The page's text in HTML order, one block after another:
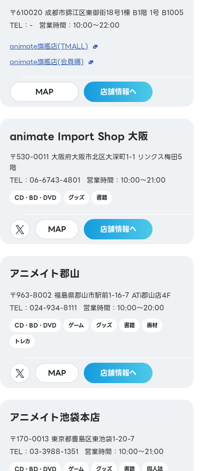
〒610020 成都市錦江区東御街18号1棟 B1階 1号 B1005
TEL：-
営業時間：10:00～22:00
animate旗艦店(TMALL)
animate旗艦店(会員購)
MAP 店舗情報へ
animate Import Shop 大阪
〒530-0011 大阪府大阪市北区大深町1-1 リンクス梅田5
階
TEL：06-6743-4801
営業時間：10:00～21:00
CD・BD・DVD グッズ 書籍
MAP 店舗情報へ
アニメイト郡山
〒963-8002 福島県郡山市駅前1-16-7 ATi郡山店4F
TEL：024-934-8111
営業時間：10:00～20:00
CD・BD・DVD ゲーム グッズ 書籍
画材
トレカ
MAP 店舗情報へ
アニメイト池袋本店
〒170-0013 東京都豊島区東池袋1-20-7
TEL：03-3988-1351
営業時間：10:00～21:00
CD・BD・DVD ゲーム グッズ 書籍 同人誌